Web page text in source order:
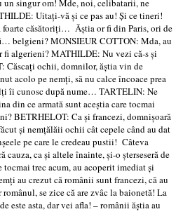
un singur om! Mde, noi, celibatarii, ne
Uitaţi-vă şi ce pas au! Şi ce tineri!
căsătoriţi… Ăştia or fi din Paris, ori de
belgieni? MONSIEUR COTTON: Mda, au
algerieni? MATHILDE: Nu vezi că-s şi
ochii, domnilor, ăştia vin de
acolo pe nemţi, să nu calce încoace prea
îi cunosc după nume… TARTELIN: Ne
din ce armată sunt aceştia care tocmai
BETRHELOT: Ca şi francezi, domnişoară
şi nemţălăii ochii cât cepele când au dat
pe care le credeau pustii! Câteva
cauza, ca şi altele înainte, şi-o şterseseră de
trec acum, au acoperit imediat şi
au crezut că românii sunt francezi, că au
se zice că are zvâc la baionetă! La
este asta, dar vei afla! – românii ăştia au